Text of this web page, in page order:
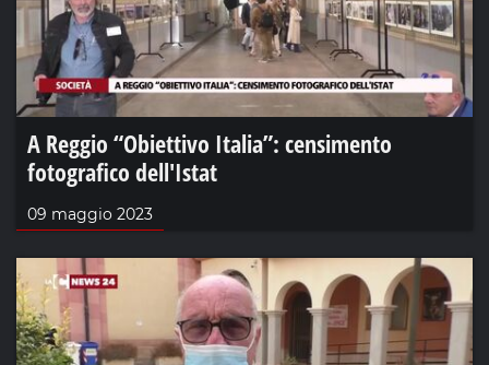
A Reggio “Obiettivo Italia”: censimento
fotografico dell'Istat
09 maggio 2023